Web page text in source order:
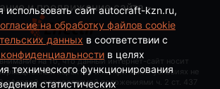
и продвижение сайта -
на то, что данный интернет-сайт носит
характер и ни при каких условиях не
офертой, определяемой положениями ч. 2 ст. 437
сайт autocraft-kzn.ru,
на обработку файлов cookie
данных в соответствии с
в целях
технического функционирования
статистических